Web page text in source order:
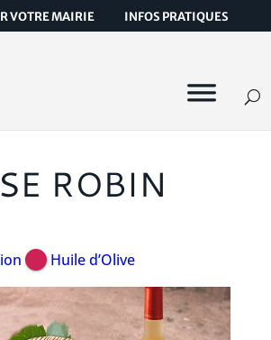
VOTRE MAIRIE INFOS PRATIQUES
ROBIN
Huile d’Olive